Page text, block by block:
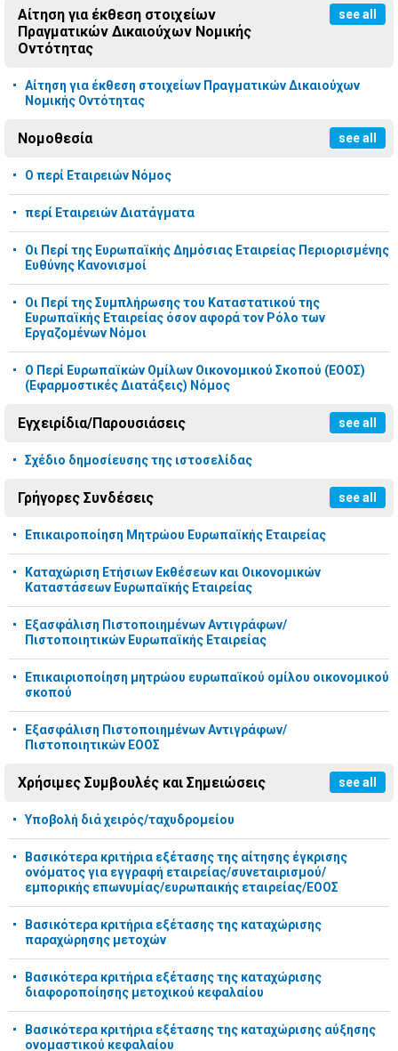
Αίτηση για έκθεση στοιχείων
Πραγματικών Δικαιούχων Νομικής
Οντότητας
see all
Αίτηση για έκθεση στοιχείων Πραγματικών Δικαιούχων
Νομικής Οντότητας
Νομοθεσία see all
Ο περί Εταιρειών Νόμος
περί Εταιρειών Διατάγματα
Οι Περί της Ευρωπαϊκής Δημόσιας Εταιρείας Περιορισμένης
Ευθύνης Κανονισμοί
Οι Περί της Συμπλήρωσης του Καταστατικού της
Ευρωπαϊκής Εταιρείας όσον αφορά τον Ρόλο των
Εργαζομένων Νόμοι
Ο Περί Ευρωπαϊκών Ομίλων Οικονομικού Σκοπού (ΕΟΟΣ)
(Εφαρμοστικές Διατάξεις) Νόμος
Εγχειρίδια/Παρουσιάσεις see all
Σχέδιο δημοσίευσης της ιστοσελίδας
Γρήγορες Συνδέσεις see all
Επικαιροποίηση Μητρώου Ευρωπαϊκής Εταιρείας
Καταχώριση Ετήσιων Εκθέσεων και Οικονομικών
Καταστάσεων Ευρωπαϊκής Εταιρείας
Εξασφάλιση Πιστοποιημένων Αντιγράφων/
Πιστοποιητικών Ευρωπαϊκής Εταιρείας
Επικαιριοποίηση μητρώου ευρωπαϊκού ομίλου οικονομικού
σκοπού
Εξασφάλιση Πιστοποιημένων Αντιγράφων/
Πιστοποιητικών ΕΟΟΣ
Χρήσιμες Συμβουλές και Σημειώσεις see all
Υποβολή διά χειρός/ταχυδρομείου
Βασικότερα κριτήρια εξέτασης της αίτησης έγκρισης
ονόματος για εγγραφή εταιρείας/συνεταιρισμού/
εμπορικής επωνυμίας/ευρωπαικής εταιρείας/ΕΟΟΣ
Βασικότερα κριτήρια εξέτασης της καταχώρισης
παραχώρησης μετοχών
Βασικότερα κριτήρια εξέτασης της καταχώρισης
διαφοροποίησης μετοχικού κεφαλαίου
Βασικότερα κριτήρια εξέτασης της καταχώρισης αύξησης
ονομαστικού κεφαλαίου